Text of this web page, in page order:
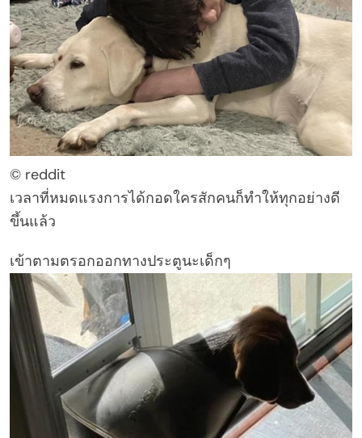
© reddit
เวลาที่หมดแรงการได้กอดใครสักคนก็ทำให้ทุกอย่างดี
ขึ้นแล้ว
เข้าตามตรอกออกทางประตูนะเด็กๆ